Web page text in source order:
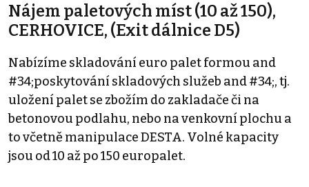
Nájem paletových míst (10 až 150),
CERHOVICE, (Exit dálnice D5)
Nabízíme skladování euro palet formou and
#34;poskytování skladových služeb and #34;, tj.
uložení palet se zbožím do zakladače či na
betonovou podlahu, nebo na venkovní plochu a
to včetně manipulace DESTA. Volné kapacity
jsou od 10 až po 150 europalet.